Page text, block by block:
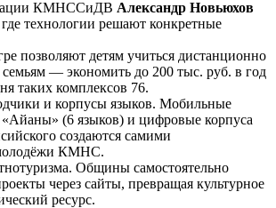
КМНССиДВ Александр Новьюхов
технологии решают конкретные
позволяют детям учиться дистанционно
— экономить до 200 тыс. руб. в год
таких комплексов 76.
и корпусы языков. Мобильные
(6 языков) и цифровые корпуса
создаются самими
КМНС.
Общины самостоятельно
через сайты, превращая культурное
ресурс.